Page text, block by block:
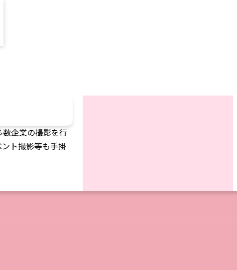
企業の撮影を行
ト撮影等も手掛